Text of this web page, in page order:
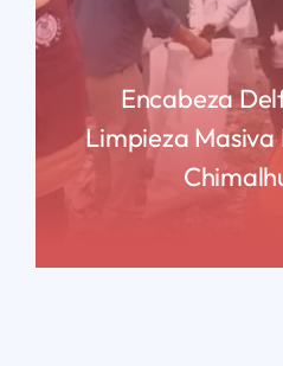
Encabeza
Limpieza Masiva